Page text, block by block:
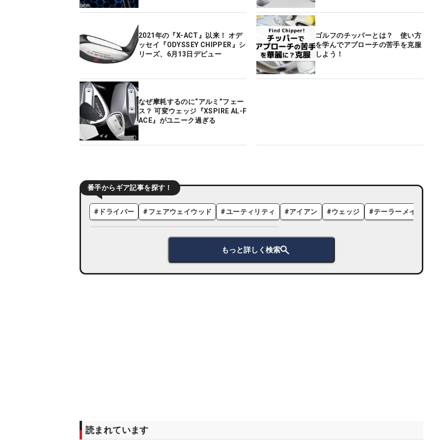
2021年の『X-ACT』以来！ オデ
ッセイ『ODYSSEY CHIPPER』シ
リーズ、6月13日デビュー
ゴルフのチッパーとは？ 使い方
を学んでアプローチの苦手を克服
しよう！
なぜ摩耗するのに“アルミ”フェー
ス？ 可変ウェッジ『XSPIRE AL-F
ACE』がユニーク過ぎる
番手からギア記事を探す！
# ドライバー #フェアウェイウッド #ユーティリティ #アイアン #ウェッジ #テーラーメイド
もっと詳しく検索
読まれています